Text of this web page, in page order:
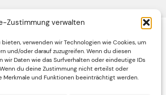
Zustimmung verwalten
verwenden wir Technologien wie Cookies, um
und/oder darauf zuzugreifen. Wenn du diesen
wir Daten wie das Surfverhalten oder eindeutige IDs
du deine Zustimmung nicht erteilst oder
Merkmale und Funktionen beeinträchtigt werden.